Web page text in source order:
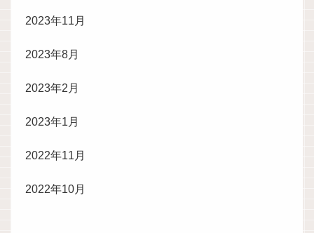
2023年11月
2023年8月
2023年2月
2023年1月
2022年11月
2022年10月